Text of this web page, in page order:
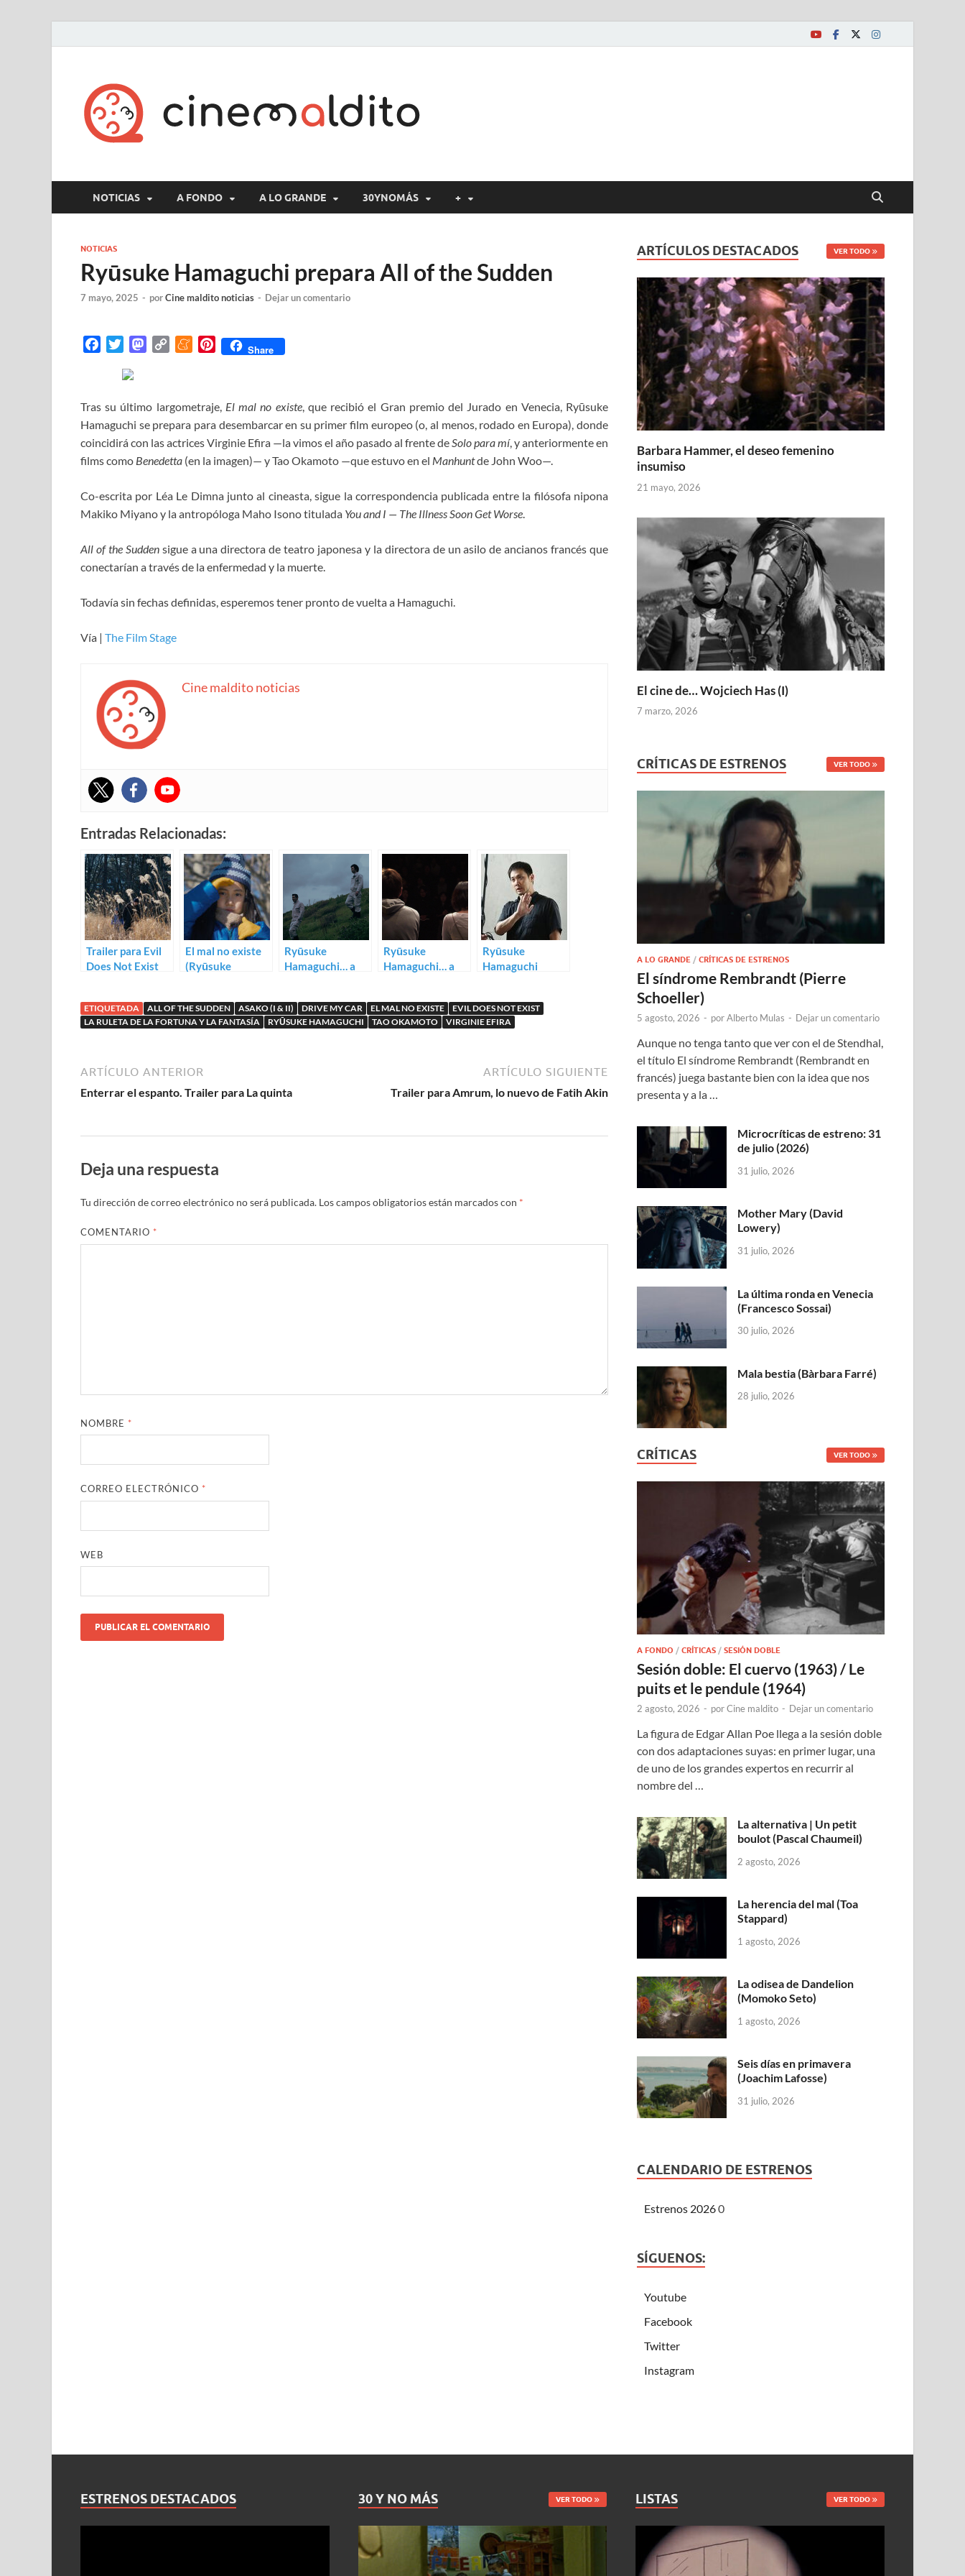
NOTICIAS A FONDO A LO GRANDE 30YNOMÁS +
NOTICIAS
Ryūsuke Hamaguchi prepara All of the Sudden
7 mayo, 2025 - porCine maldito noticias - Dejar un comentario
b
o
o
k
i
t
e
r
M
o
d
o
n
L
i
n
k
M
a
m
e
P
e
r
e
s
Share
Tras su último largometraje, El mal no existe, que recibió el Gran premio del Jurado en Venecia, Ryūsuke
Hamaguchi se prepara para desembarcar en su primer film europeo (o, al menos, rodado en Europa), donde
coincidirá con las actrices Virginie Efira —la vimos el año pasado al frente deSolo para mí, y anteriormente en
films como Benedetta (en la imagen)— y Tao Okamoto —que estuvo en el Manhuntde John Woo—.
Co-escrita por Léa Le Dimna junto al cineasta, sigue la correspondencia publicada entre la filósofa nipona
Makiko Miyano y la antropóloga Maho Isono titulada You and I — The Illness Soon Get Worse.
All of the Suddensigue a una directora de teatro japonesa y la directora de un asilo de ancianos francés que
conectarían a través de la enfermedad y la muerte.
Todavía sin fechas definidas, esperemos tener pronto de vuelta a Hamaguchi.
Vía | The Film Stage
Cine maldito noticias
Entradas Relacionadas:
Trailer para Evil
Does Not Exist
El mal no existe
(Ryūsuke
Ryūsuke
Hamaguchi… a
Ryūsuke
Hamaguchi… a
Ryūsuke
Hamaguchi
Drive My Car
ETIQUETADA ALL OF THE SUDDEN ASAKO (I & II) DRIVE MY CAR EL MAL NO EXISTE
EVIL DOES NOT EXIST
LA RULETA DE LA FORTUNA Y LA FANTASÍA
RYŪSUKE HAMAGUCHI TAO OKAMOTO VIRGINIE EFIRA
ARTÍCULO ANTERIOR
Enterrar el espanto. Trailer para La quinta
ARTÍCULO SIGUIENTE
Trailer para Amrum, lo nuevo de Fatih Akin
Deja una respuesta
Tu dirección de correo electrónico no será publicada. Los campos obligatorios están marcados con *
COMENTARIO *
NOMBRE *
CORREO ELECTRÓNICO *
WEB
ARTÍCULOS DESTACADOS VER TODO
Barbara Hammer, el deseo femenino
insumiso
21 mayo, 2026
El cine de… Wojciech Has (I)
7 marzo, 2026
CRÍTICAS DE ESTRENOS VER TODO
A LO GRANDE /CRÍTICAS DE ESTRENOS
El síndrome Rembrandt (Pierre
Schoeller)
5 agosto, 2026 - porAlberto Mulas - Dejar un comentario
Aunque no tenga tanto que ver con el de Stendhal,
el título El síndrome Rembrandt (Rembrandt en
francés) juega bastante bien con la idea que nos
presenta y a la …
Microcríticas de estreno: 31
de julio (2026)
31 julio, 2026
Mother Mary (David
Lowery)
31 julio, 2026
La última ronda en Venecia
(Francesco Sossai)
30 julio, 2026
Mala bestia (Bàrbara Farré)
28 julio, 2026
CRÍTICAS VER TODO
A FONDO /CRÍTICAS /SESIÓN DOBLE
Sesión doble: El cuervo (1963) / Le
puits et le pendule (1964)
2 agosto, 2026 - porCine maldito - Dejar un comentario
La figura de Edgar Allan Poe llega a la sesión doble
con dos adaptaciones suyas: en primer lugar, una
de uno de los grandes expertos en recurrir al
nombre del …
La alternativa | Un petit
boulot (Pascal Chaumeil)
2 agosto, 2026
La herencia del mal (Toa
Stappard)
1 agosto, 2026
La odisea de Dandelion
(Momoko Seto)
1 agosto, 2026
Seis días en primavera
(Joachim Lafosse)
31 julio, 2026
CALENDARIO DE ESTRENOS
Estrenos 20260
SÍGUENOS:
Youtube
Facebook
Twitter
Instagram
ESTRENOS DESTACADOS 30 Y NO MÁS VER TODO LISTAS VER TODO